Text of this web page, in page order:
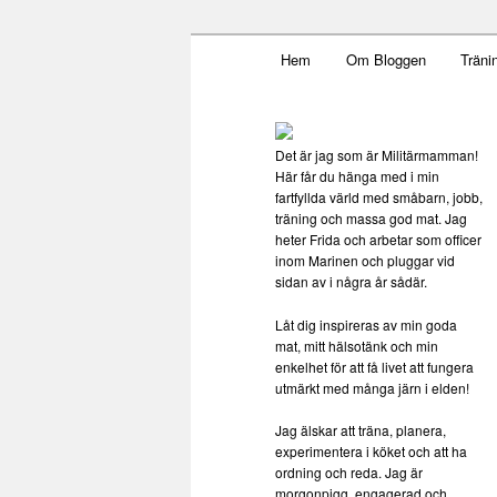
Skip to primary content
Hem Om Bloggen
Det är jag som är Militärmamman!
Här får du hänga med i min
fartfyllda värld med småbarn, jobb,
träning och massa god mat. Jag
heter Frida och arbetar som officer
inom Marinen och pluggar vid
sidan av i några år sådär.
Låt dig inspireras av min goda
mat, mitt hälsotänk och min
enkelhet för att få livet att fungera
utmärkt med många järn i elden!
Jag älskar att träna, planera,
experimentera i köket och att ha
ordning och reda. Jag är